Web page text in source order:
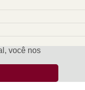
você nos